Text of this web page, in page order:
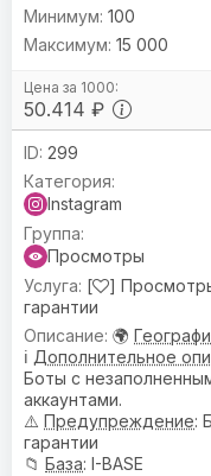
50.414 ₽
100
15 000
299
Instagram
Просмотры
[
]
гарантии
🌍
ℹ️ Дополнительное
Боты с
аккаунтами.
⚠️ Предупреждениe:
гарантии
📁 База: I-BASE